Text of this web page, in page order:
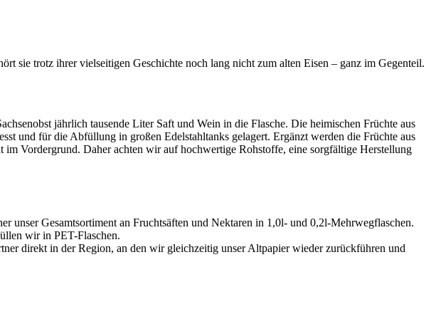
sie trotz ihrer vielseitigen Geschichte noch lang nicht zum alten Eisen – ganz im Gegenteil.
jährlich tausende Liter Saft und Wein in die Flasche. Die heimischen Früchte aus
und für die Abfüllung in großen Edelstahltanks gelagert. Ergänzt werden die Früchte aus
Vordergrund. Daher achten wir auf hochwertige Rohstoffe, eine sorgfältige Herstellung
unser Gesamtsortiment an Fruchtsäften und Nektaren in 1,0l- und 0,2l-Mehrwegflaschen.
wir in PET-Flaschen.
direkt in der Region, an den wir gleichzeitig unser Altpapier wieder zurückführen und